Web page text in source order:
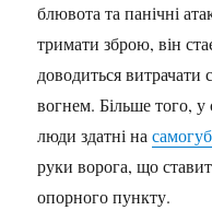
блювота та панічні
тримати зброю, він
доводиться
вогнем. Більше того, у
люди здатні на
руки ворога, що
опорного пункту.